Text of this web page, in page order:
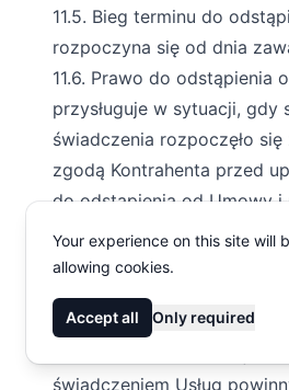
11.5. Bieg terminu do
rozpoczyna się od dnia
11.6. Prawo do odstąpienia
przysługuje w sytuacji, gdy
świadczenia rozpoczęło
zgodą Kontrahenta przed
do odstąpienia od Umowy i
poinformowaniu go o utracie
odstąpienia od Umowy, jak
wykonaniu całości Umowy.
12. Postępowanie
świadczeniem Usług
Your experience on this site will
allowing cookies.
Accept all Only required